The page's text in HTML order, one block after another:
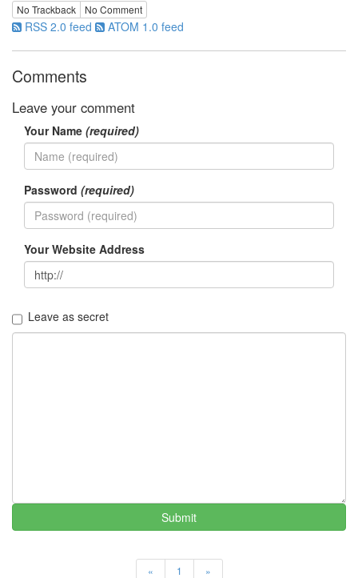
No Trackback No Comment
RSS 2.0 feed ATOM 1.0 feed
Comments
Leave your comment
Your Name (required)
Password (required)
Your Website Address
Leave as secret
Submit
« 1 »
김
정